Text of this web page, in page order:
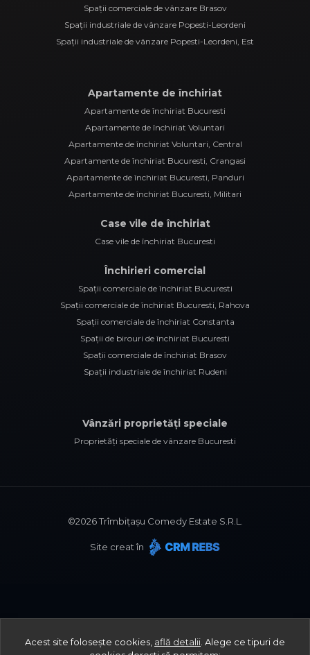
Spații comerciale de vânzare Brasov
Spații industriale de vânzare Popesti-Leordeni
Spații industriale de vânzare Popesti-Leordeni, Est
Apartamente de închiriat
Apartamente de închiriat Bucuresti
Apartamente de închiriat Voluntari
Apartamente de închiriat Voluntari, Central
Apartamente de închiriat Bucuresti, Crangasi
Apartamente de închiriat Bucuresti, Panduri
Apartamente de închiriat Bucuresti, Militari
Case vile de închiriat
Case vile de închiriat Bucuresti
Închirieri comercial
Spații comerciale de închiriat Bucuresti
Spații comerciale de închiriat Bucuresti, Rahova
Spații comerciale de închiriat Constanta
Spații de birouri de închiriat Bucuresti
Spații comerciale de închiriat Brasov
Spații industriale de închiriat Rudeni
Vânzări proprietăți speciale
Proprietăți speciale de vânzare Bucuresti
©2026Trîmbițașu Comedy Estate S.R.L.
Site creat în
Acest site folosește cookies, află detalii Alege ce tipuri de